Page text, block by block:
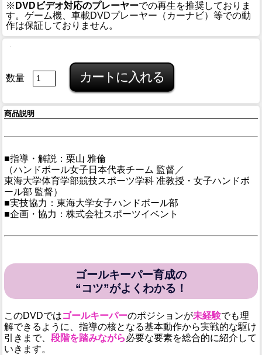
※ DVDビデオ対応のプレーヤーでの再生を推奨しておりま
す。ゲーム機、車載DVDプレーヤー（カーナビ）等での動
作は保証しておりません。
数量
商品説明
■指導・解説：栗山 雅倫
（ハンドボール女子日本代表チーム 監督／
東海大学体育学部競技スポーツ学科 准教授・女子ハンドボ
ール部 監督）
■実技協力：東海大学女子ハンドボール部
■企画・協力：株式会社スポーツイベント
ゴールキーパー育成の
“コツ”がよくわかる！
このDVDではゴールキーパーのポジションが未経験でも理
解できるように、指導の核となる基本動作から実戦的な駆け
引きまで、 段階を踏みながら必要な要素を総合的に紹介して
いきます。